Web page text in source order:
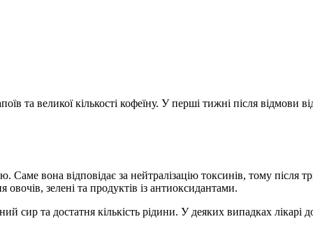
та великої кількості кофеїну. У перші тижні після відмови
Саме вона відповідає за нейтралізацію токсинів, тому
зелені та продуктів із антиоксидантами.
сир та достатня кількість рідини. У деяких випадках лікарі